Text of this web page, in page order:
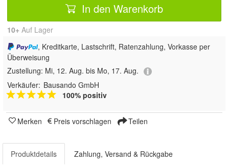
In den Warenkorb
10+ Auf Lager
, Kreditkarte, Lastschrift, Ratenzahlung, Vorkasse per
Überweisung
Zustellung: Mi, 12. Aug. bis Mo, 17. Aug.
Verkäufer: Bausando GmbH
100% positiv
Merken Preis vorschlagen Teilen
Produktdetails Zahlung, Versand & Rückgabe